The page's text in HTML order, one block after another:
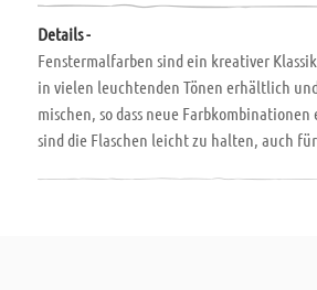
Details -
Fenstermalfarben sind ein kreativer
in vielen leuchtenden Tönen erhältlich
mischen, so dass neue
sind die Flaschen leicht zu halten, auch
Kunstwerke können jederzeit wieder
zu jeder Jahreszeit, oder nach Lust und